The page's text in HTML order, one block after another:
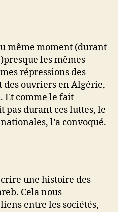
même moment (durant
les mêmes
répressions des
des ouvriers en Algérie,
Et comme le fait
pas durant ces luttes, le
l’a convoqué.
une histoire des
Cela nous
entre les sociétés,